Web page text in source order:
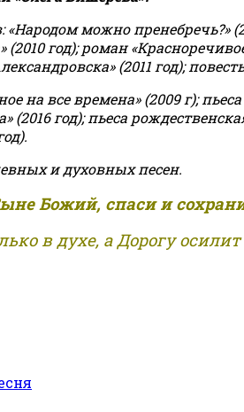
можно пренебречь?»
(2010 год); роман
(2011 год);
на все времена» (2009 г);
год); пьеса
и духовных песен.
Божий, спаси и
в духе, а Дорогу